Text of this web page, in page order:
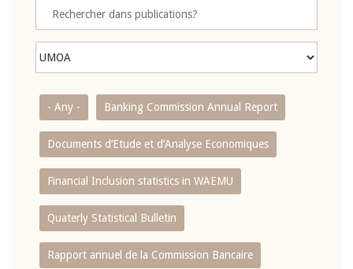
- Any - Banking Commission Annual Report
Documents d’Etude et d’Analyse Economiques
Financial Inclusion statistics in WAEMU
Quaterly Statistical Bulletin
Rapport annuel de la Commission Bancaire